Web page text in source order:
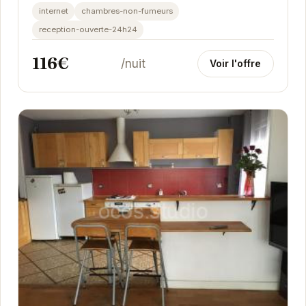
internet
chambres-non-fumeurs
reception-ouverte-24h24
116€ /nuit Voir l'offre